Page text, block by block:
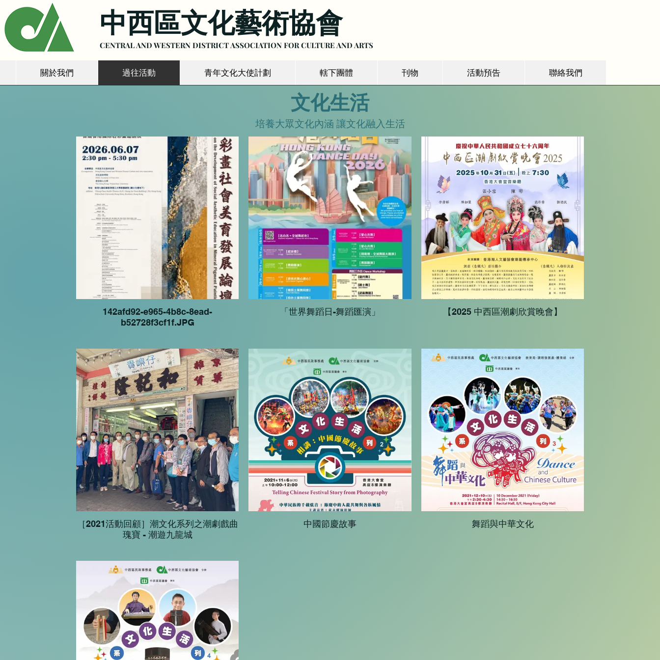
中西區文化藝術協會
CENTRAL AND WESTERN DISTRICT ASSOCIATION FOR CULTURE AND ARTS
關於我們 過往活動 青年文化大使計劃 轄下團體 刊物 活動預告 聯絡我們
文化生活
培養大眾文化內涵 讓文化融入生活
142afd92-e965-4b8c-8ead-
b52728f3cf1f.JPG
「世界舞蹈日-舞蹈匯演」 【2025 中西區潮劇欣賞晚會】
［2021活動回顧］潮文化系列之潮劇戲曲
瑰寶 - 潮遊九龍城
中國節慶故事 舞蹈與中華文化